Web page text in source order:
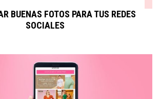
BUENAS FOTOS PARA TUS REDES
SOCIALES